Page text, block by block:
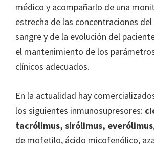
médico y acompañarlo de una
estrecha de las concentraciones
sangre y de la evolución del
el mantenimiento de los
clínicos adecuados.
En la actualidad hay
los siguientes inmunosupresores:
tacrólimus, sirólimus, everólimus
de mofetilo, ácido micofenólico,